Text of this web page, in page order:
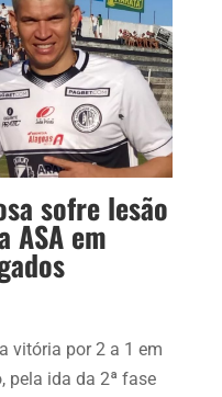
sofre lesão
ASA em
vitória por 2 a 1 em
pela ida da 2ª fase